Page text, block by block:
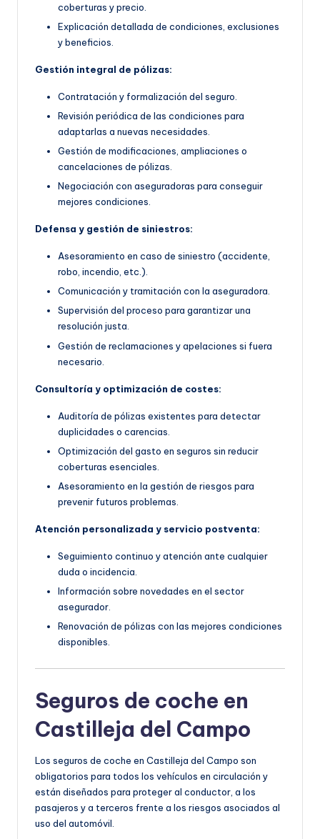
coberturas y precio.
Explicación detallada de condiciones, exclusiones
y beneficios.
Gestión integral de pólizas:
Contratación y formalización del seguro.
Revisión periódica de las condiciones para
adaptarlas a nuevas necesidades.
Gestión de modificaciones, ampliaciones o
cancelaciones de pólizas.
Negociación con aseguradoras para conseguir
mejores condiciones.
Defensa y gestión de siniestros:
Asesoramiento en caso de siniestro (accidente,
robo, incendio, etc.).
Comunicación y tramitación con la aseguradora.
Supervisión del proceso para garantizar una
resolución justa.
Gestión de reclamaciones y apelaciones si fuera
necesario.
Consultoría y optimización de costes:
Auditoría de pólizas existentes para detectar
duplicidades o carencias.
Optimización del gasto en seguros sin reducir
coberturas esenciales.
Asesoramiento en la gestión de riesgos para
prevenir futuros problemas.
Atención personalizada y servicio postventa:
Seguimiento continuo y atención ante cualquier
duda o incidencia.
Información sobre novedades en el sector
asegurador.
Renovación de pólizas con las mejores condiciones
disponibles.
Seguros de coche en
Castilleja del Campo
Los seguros de coche en Castilleja del Campo son
obligatorios para todos los vehículos en circulación y
están diseñados para proteger al conductor, a los
pasajeros y a terceros frente a los riesgos asociados al
uso del automóvil.